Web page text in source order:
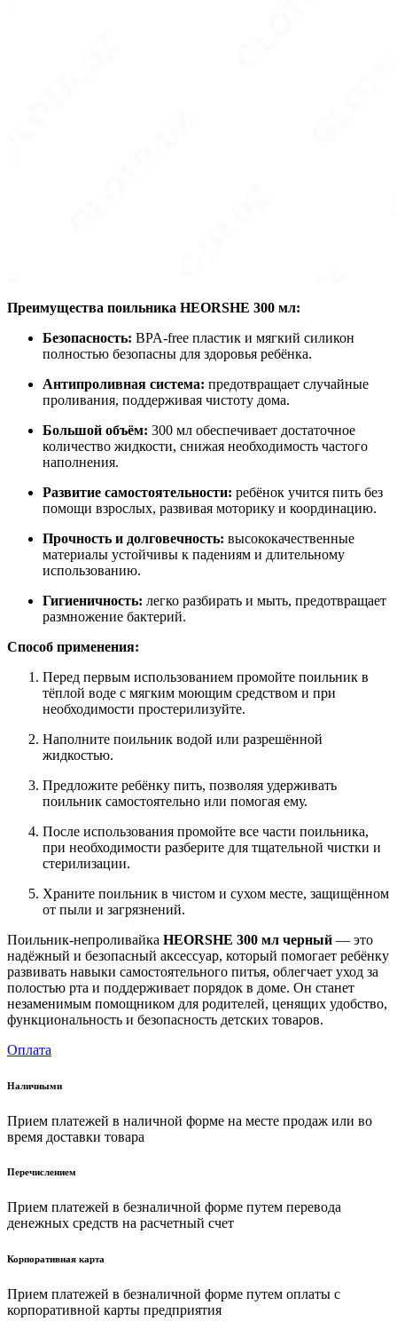
Преимущества поильника HEORSHE 300 мл:
Безопасность: BPA-free пластик и мягкий силикон
полностью безопасны для здоровья ребёнка.
Антипроливная система: предотвращает случайные
проливания, поддерживая чистоту дома.
Большой объём: 300 мл обеспечивает достаточное
количество жидкости, снижая необходимость частого
наполнения.
Развитие самостоятельности: ребёнок учится пить без
помощи взрослых, развивая моторику и координацию.
Прочность и долговечность: высококачественные
материалы устойчивы к падениям и длительному
использованию.
Гигиеничность: легко разбирать и мыть, предотвращает
размножение бактерий.
Способ применения:
Перед первым использованием промойте поильник в
тёплой воде с мягким моющим средством и при
необходимости простерилизуйте.
Наполните поильник водой или разрешённой
жидкостью.
Предложите ребёнку пить, позволяя удерживать
поильник самостоятельно или помогая ему.
После использования промойте все части поильника,
при необходимости разберите для тщательной чистки и
стерилизации.
Храните поильник в чистом и сухом месте, защищённом
от пыли и загрязнений.
Поильник-непроливайка HEORSHE 300 мл черный — это
надёжный и безопасный аксессуар, который помогает ребёнку
развивать навыки самостоятельного питья, облегчает уход за
полостью рта и поддерживает порядок в доме. Он станет
незаменимым помощником для родителей, ценящих удобство,
функциональность и безопасность детских товаров.
Оплата
Наличными
Прием платежей в наличной форме на месте продаж или во
время доставки товара
Перечислением
Прием платежей в безналичной форме путем перевода
денежных средств на расчетный счет
Корпоративная карта
Прием платежей в безналичной форме путем оплаты с
корпоративной карты предприятия